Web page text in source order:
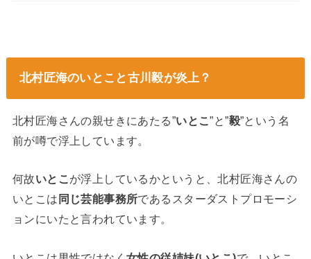
北村匠海のいとこと古川毅が炎上？
北村匠海さんの親せきにあたる”いとこ”と”毅”という名
前が噂で浮上しています。
何故いとこ が浮上しているかというと、北村匠海さんの
いとこは 同じ芸能事務所であるスターダストプロモーシ
ョンにいたと言われています。